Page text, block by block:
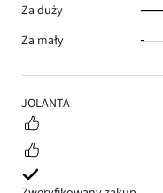
5
JOLANTA
Za duży
Za mały